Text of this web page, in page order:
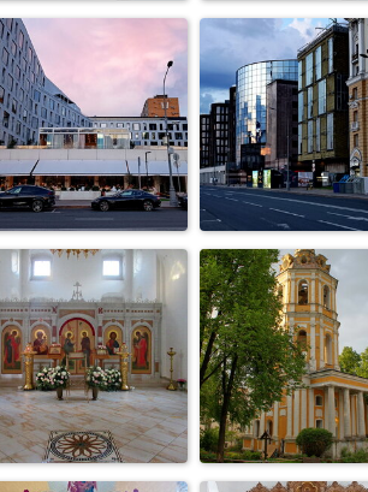
Полет на
мотоцикле
Без названия
Без названия
Вечернее
путешествие
Саввинской